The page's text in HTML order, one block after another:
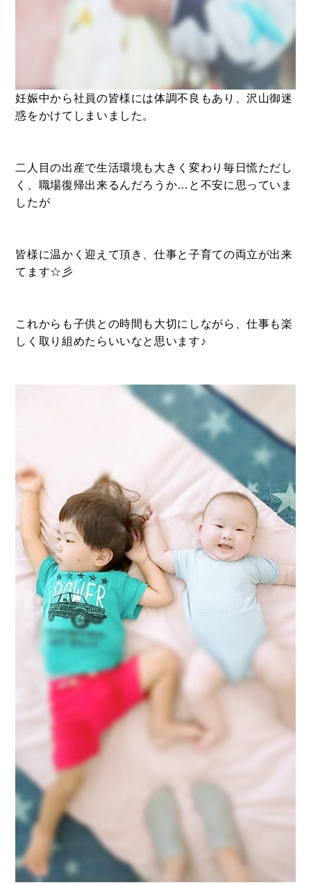
CONTACT
コンタクトフォームからお問い合わせ
LINEでお問い合わせ
妊娠中から社員の皆様には体調不良もあり、沢山御迷
惑をかけてしまいました。
二人目の出産で生活環境も大きく変わり毎日慌ただし
く、職場復帰出来るんだろうか…と不安に思っていま
したが
皆様に温かく迎えて頂き、仕事と子育ての両立が出来
てます☆彡
これからも子供との時間も大切にしながら、仕事も楽
しく取り組めたらいいなと思います♪